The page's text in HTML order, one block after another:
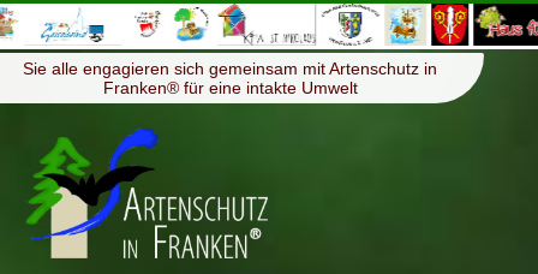
Menü ≡
Sie alle engagieren sich gemeinsam mit Artenschutz in
Franken® für eine intakte Umwelt